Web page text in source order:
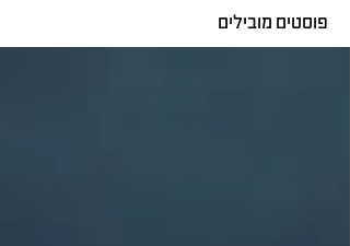
פוסטים מובילים